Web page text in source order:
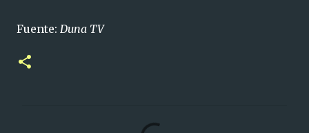
Fuente: Duna TV